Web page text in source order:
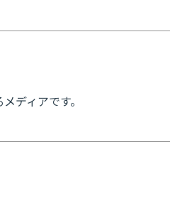
ディアです。